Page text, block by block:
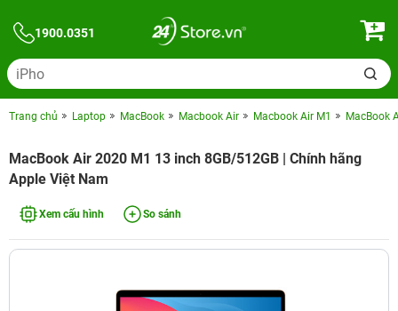
1900.0351
Trang chủ Laptop MacBook Macbook Air Macbook Air M1 MacBook
MacBook Air 2020 M1 13 inch 8GB/512GB | Chính hãng
Apple Việt Nam
Xem cấu hình So sánh